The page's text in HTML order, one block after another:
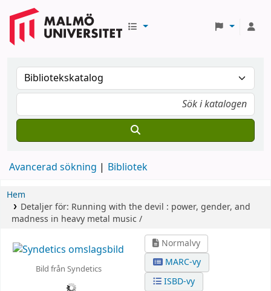
Avancerad sökning Bibliotek
Hem
Detaljer för: Running with the devil : power, gender, and
madness in heavy metal music /
Bild från Syndetics
Normalvy
MARC-vy
ISBD-vy